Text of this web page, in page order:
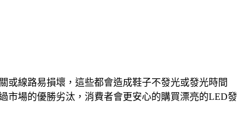
或線路易損壞，這些都會造成鞋子不發光或發光時間
市場的優勝劣汰，消費者會更安心的購買漂亮的LED發